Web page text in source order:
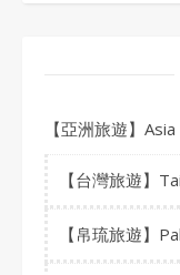
【亞洲旅遊】Asia
【台灣旅遊】
【帛琉旅遊】